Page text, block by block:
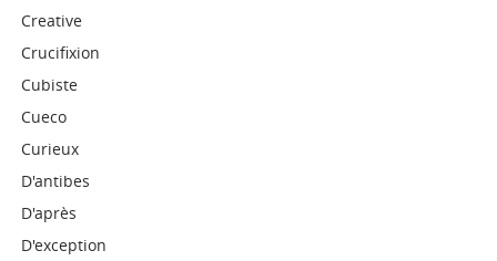
Creative
Crucifixion
Cubiste
Cueco
Curieux
D'antibes
D'après
D'exception